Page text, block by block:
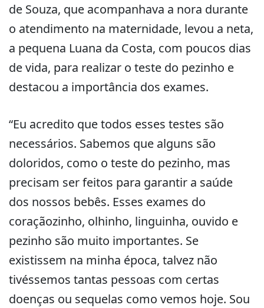
de Souza, que acompanhava a nora durante
o atendimento na maternidade, levou a neta,
a pequena Luana da Costa, com poucos dias
de vida, para realizar o teste do pezinho e
destacou a importância dos exames.
“Eu acredito que todos esses testes são
necessários. Sabemos que alguns são
doloridos, como o teste do pezinho, mas
precisam ser feitos para garantir a saúde
dos nossos bebês. Esses exames do
coraçãozinho, olhinho, linguinha, ouvido e
pezinho são muito importantes. Se
existissem na minha época, talvez não
tivéssemos tantas pessoas com certas
doenças ou sequelas como vemos hoje. Sou